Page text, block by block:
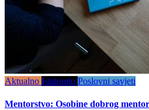
Aktualno Istaknuto Poslovni savjeti
Mentorstvo: Osobine dobrog